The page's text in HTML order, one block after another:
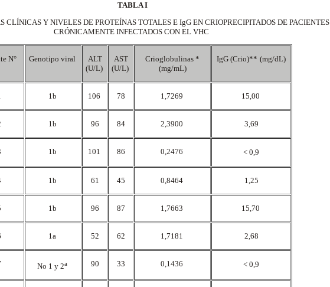
TABLA I
CLÍNICAS Y NIVELES DE PROTEÍNAS TOTALES E IgG EN CRIOPRECIPITADOS DE PACIENTES
CRÓNICAMENTE INFECTADOS CON EL VHC
N° Genotipo viral
ALT
(U/L)
AST
(U/L)
Crioglobulinas *
(mg/mL)
IgG (Crio)** (mg/dL)
1b 106 78 1,7269 15,00
1b 96 84 2,3900 3,69
1b 101 86 0,2476 < 0,9
1b 61 45 0,8464 1,25
1b 96 87 1,7663 15,70
1a 52 62 1,7181 2,68
No 1 y 2a 90 33 0,1436 < 0,9